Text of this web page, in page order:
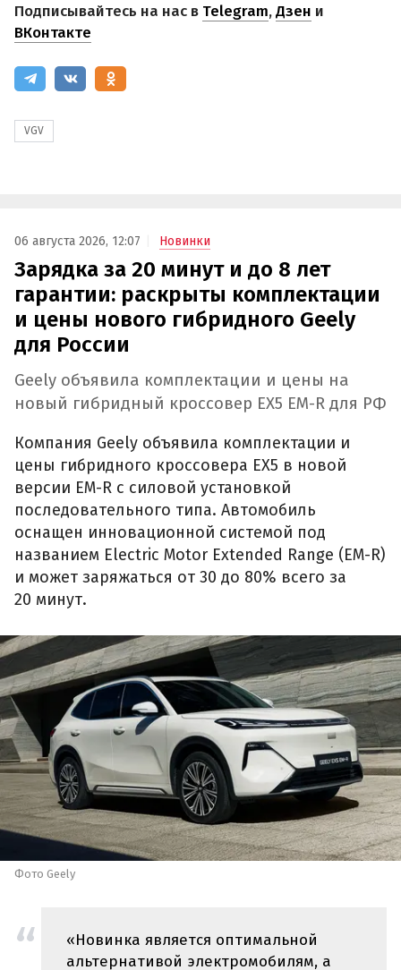
Подписывайтесь на нас в Telegram,Дзен и
ВКонтакте
VGV
06 августа 2026, 12:07 Новинки
Зарядка за 20 минут и до 8 лет
гарантии: раскрыты комплектации
и цены нового гибридного Geely
для России
Geely объявила комплектации и цены на
новый гибридный кроссовер EX5 EM-R для РФ
Компания Geely объявила комплектации и
цены гибридного кроссовера EX5 в новой
версии EM-R с силовой установкой
последовательного типа. Автомобиль
оснащен инновационной системой под
названием Electric Motor Extended Range (EM-R)
и может заряжаться от 30 до 80% всего за
20 минут.
Фото Geely
«Новинка является оптимальной
альтернативой электромобилям, а